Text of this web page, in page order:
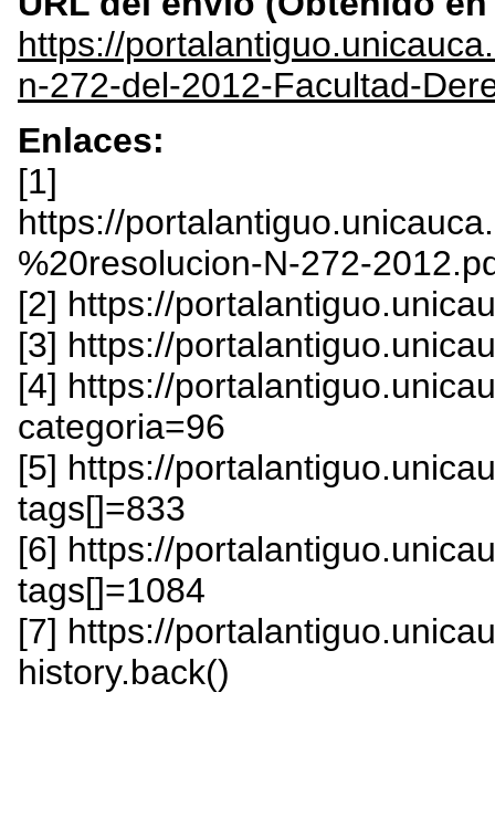
https://
n-272-del-2012-Facultad-
Enlaces:
[1]
https://
%20resolucion-N-272-
[2] https://
[3] https://
[4] https://
categoria=96
[5] https://
tags[]=833
[6] https://
tags[]=1084
[7] https://
history.back()